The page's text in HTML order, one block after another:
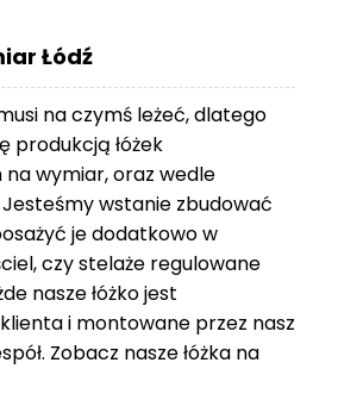
Łódź
na czymś leżeć, dlatego
produkcją łóżek
wymiar, oraz wedle
wstanie zbudować
je dodatkowo w
czy stelaże regulowane
nasze łóżko jest
i montowane przez nasz
Zobacz naszełóżka na